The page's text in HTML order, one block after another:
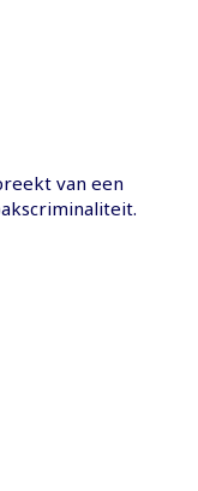
van een